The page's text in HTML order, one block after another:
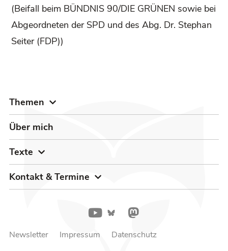
(Beifall beim BÜNDNIS 90/DIE GRÜNEN sowie bei
Abgeordneten der SPD und des Abg. Dr. Stephan
Seiter (FDP))
Themen
Über mich
Texte
Kontakt & Termine
Newsletter Impressum Datenschutz